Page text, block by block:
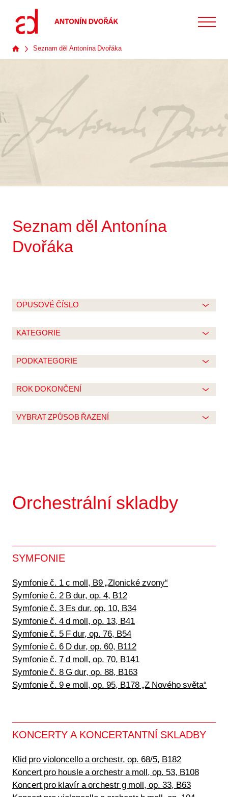
Seznam děl Antonína Dvořáka
Seznam děl Antonína
Dvořáka
OPUSOVÉ ČÍSLO
KATEGORIE
PODKATEGORIE
ROK DOKONČENÍ
VYBRAT ZPŮSOB ŘAZENÍ
Orchestrální skladby
SYMFONIE
Symfonie č. 1 c moll, B9 „Zlonické zvony“
Symfonie č. 2 B dur, op. 4, B12
Symfonie č. 3 Es dur, op. 10, B34
Symfonie č. 4 d moll, op. 13, B41
Symfonie č. 5 F dur, op. 76, B54
Symfonie č. 6 D dur, op. 60, B112
Symfonie č. 7 d moll, op. 70, B141
Symfonie č. 8 G dur, op. 88, B163
Symfonie č. 9 e moll, op. 95, B178 „Z Nového světa“
KONCERTY A KONCERTANTNÍ SKLADBY
Klid pro violoncello a orchestr, op. 68/5, B182
Koncert pro housle a orchestr a moll, op. 53, B108
Koncert pro klavír a orchestr g moll, op. 33, B63